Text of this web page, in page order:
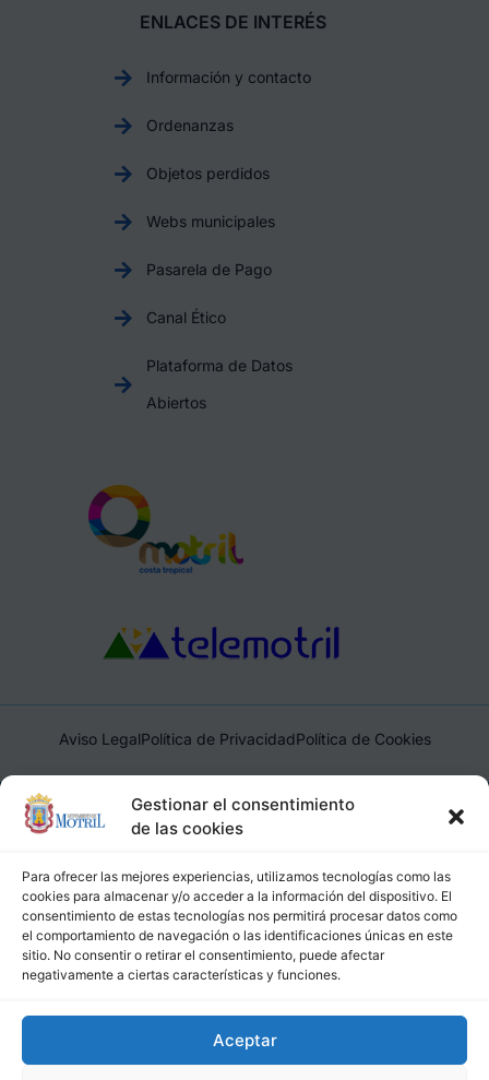
Gestionar el consentimiento
de las cookies
Para ofrecer las mejores experiencias, utilizamos tecnologías como las
cookies para almacenar y/o acceder a la información del dispositivo. El
consentimiento de estas tecnologías nos permitirá procesar datos como
el comportamiento de navegación o las identificaciones únicas en este
sitio. No consentir o retirar el consentimiento, puede afectar
negativamente a ciertas características y funciones.
Aceptar
ENLACES DE INTERÉS
Información y contacto
Ordenanzas
Objetos perdidos
Webs municipales
Pasarela de Pago
Canal Ético
Plataforma de Datos
Abiertos
Aviso LegalPolítica de PrivacidadPolítica de Cookies
Ayuntamiento de Motril, Plaza de España, 1, 18600, Motril,
(Granada), CIF: P1814200J, DIR3: L01181400